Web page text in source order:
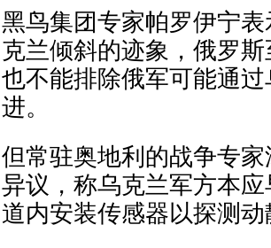
黑鸟集团专家帕罗伊宁
克兰倾斜的迹象，俄罗
也不能排除俄军可能通
进。
但常驻奥地利的战争专
异议，称乌克兰军方本
道内安装传感器以探测动